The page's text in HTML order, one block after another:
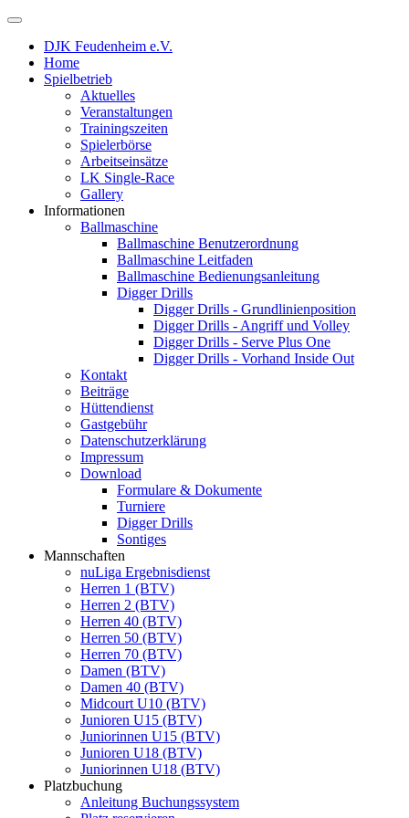
DJK Feudenheim e.V.
Home
Spielbetrieb
Aktuelles
Veranstaltungen
Trainingszeiten
Spielerbörse
Arbeitseinsätze
LK Single-Race
Gallery
Informationen
Ballmaschine
Ballmaschine Benutzerordnung
Ballmaschine Leitfaden
Ballmaschine Bedienungsanleitung
Digger Drills
Digger Drills - Grundlinienposition
Digger Drills - Angriff und Volley
Digger Drills - Serve Plus One
Digger Drills - Vorhand Inside Out
Kontakt
Beiträge
Hüttendienst
Gastgebühr
Datenschutzerklärung
Impressum
Download
Formulare & Dokumente
Turniere
Digger Drills
Sontiges
Mannschaften
nuLiga Ergebnisdienst
Herren 1 (BTV)
Herren 2 (BTV)
Herren 40 (BTV)
Herren 50 (BTV)
Herren 70 (BTV)
Damen (BTV)
Damen 40 (BTV)
Midcourt U10 (BTV)
Junioren U15 (BTV)
Juniorinnen U15 (BTV)
Junioren U18 (BTV)
Juniorinnen U18 (BTV)
Platzbuchung
Anleitung Buchungssystem